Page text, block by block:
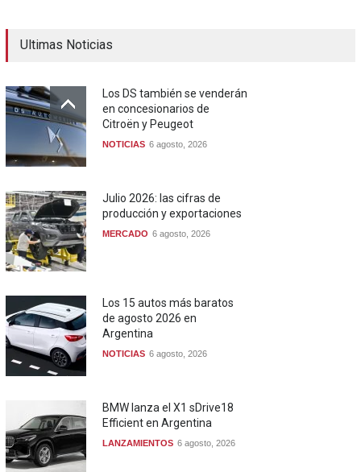
Ultimas Noticias
Los DS también se venderán
en concesionarios de
Citroën y Peugeot
NOTICIAS 6 agosto, 2026
Julio 2026: las cifras de
producción y exportaciones
MERCADO 6 agosto, 2026
Los 15 autos más baratos
de agosto 2026 en
Argentina
NOTICIAS 6 agosto, 2026
BMW lanza el X1 sDrive18
Efficient en Argentina
LANZAMIENTOS 6 agosto, 2026